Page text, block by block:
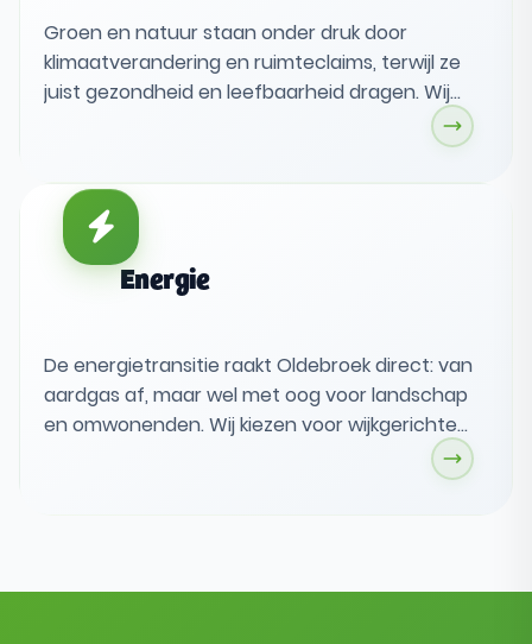
Groen en natuur staan onder druk door
klimaatverandering en ruimteclaims, terwijl ze
juist gezondheid en leefbaarheid dragen. Wij
beter groenbeheer en meer biodiversiteit, met
Dat lukt alleen met inwoners, scholen en
verenigingen als echte partners.
Energie
De energietransitie raakt Oldebroek direct: van
aardgas af, maar wel met oog voor landschap
en omwonenden. Wij kiezen voor wijkgerichte
initiatieven en zonnepanelen op daken boven